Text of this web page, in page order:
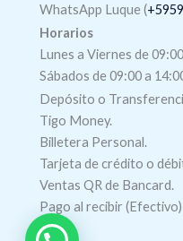
WhatsApp Luque (
Horarios
Lunes a Viernes de
Sábados de 09:00 a
Depósito o
Tigo Money.
Billetera Personal.
Tarjeta de crédito o
Ventas QR de Bancard.
Pago al recibir (Efectivo)